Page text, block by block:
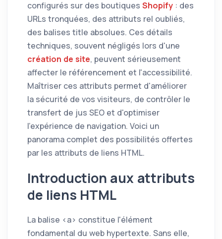
configurés sur des boutiques Shopify : des
URLs tronquées, des attributs rel oubliés,
des balises title absolues. Ces détails
techniques, souvent négligés lors d'une
création de site, peuvent sérieusement
affecter le référencement et l'accessibilité.
Maîtriser ces attributs permet d'améliorer
la sécurité de vos visiteurs, de contrôler le
transfert de jus SEO et d'optimiser
l'expérience de navigation. Voici un
panorama complet des possibilités offertes
par les attributs de liens HTML.
Introduction aux attributs
de liens HTML
La balise <a> constitue l'élément
fondamental du web hypertexte. Sans elle,